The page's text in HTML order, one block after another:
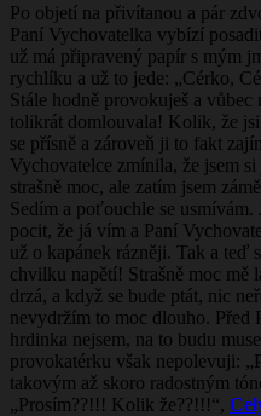
Po objetí na přivítanou a pár
Paní Vychovatelka vybízí
už má připravený papír s mým
rychlíku a už to jede: „Cérko,
Stále hodně provokuješ a vůbec
tolikrát domlouvala! Kolik, že jsi
se přísně a zároveň ji to fakt
Vychovatelce zmínila, že jsem
strašně moc, ale zatím jsem
Sedím a poťouchle se usmívám.
pocit, že já vím a Paní
už o kapánek rázněji. Tak a teď
chvilku napětí! Strašně moc mě
drzá, a když se bude ptát, nic
nevydržím to moc dlouho. Před
hrdinka nejsem, na to budu
provokatérku však nepolevuji:
takovým až skoro radostným
„Prosím??!!! Kolik že??!!!“,